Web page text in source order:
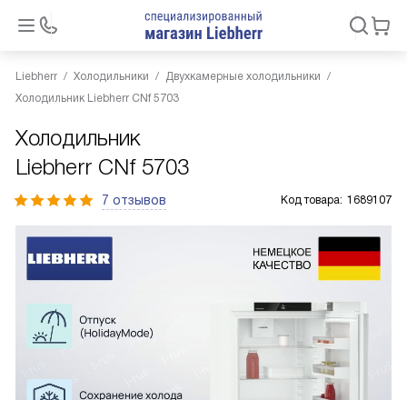
Liebherr Холодильники
Двухкамерные холодильники
Холодильник Liebherr CNf 5703
Холодильник
Liebherr CNf 5703
7 отзывов Код товара: 1689107